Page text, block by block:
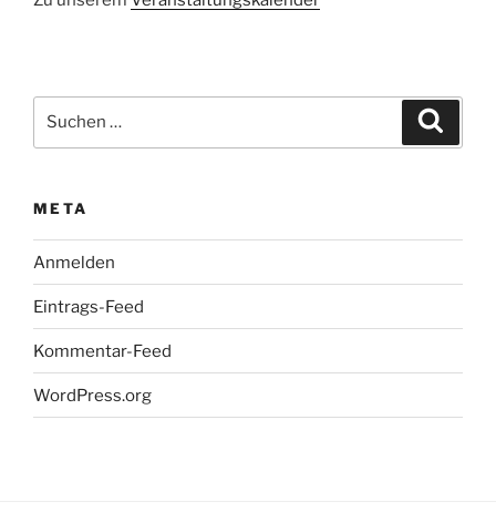
nach:
META
Anmelden
Eintrags-Feed
Kommentar-Feed
WordPress.org